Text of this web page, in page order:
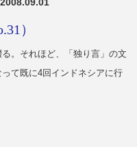
）
。それほど、「独り言」の文
て既に4回インドネシアに行